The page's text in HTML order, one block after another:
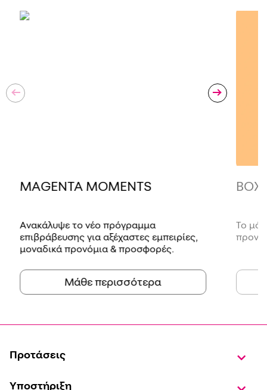
MAGENTA MOMENTS
Ανακάλυψε το νέο πρόγραμμα
επιβράβευσης για αξέχαστες εμπειρίες,
μοναδικά προνόμια & προσφορές.
Μάθε περισσότερα
BOX
Το
Προτάσεις
Υποστήριξη